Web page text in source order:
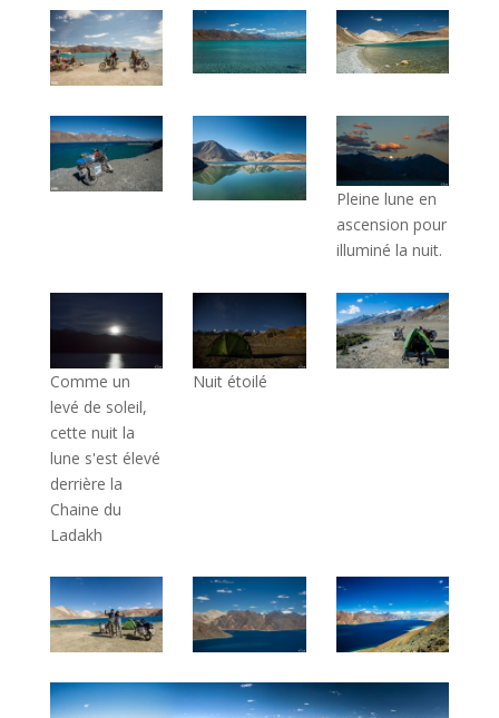
Pleine lune en
ascension pour
illuminé la nuit.
Comme un
levé de soleil,
cette nuit la
lune s'est élevé
derrière la
Chaine du
Ladakh
Nuit étoilé